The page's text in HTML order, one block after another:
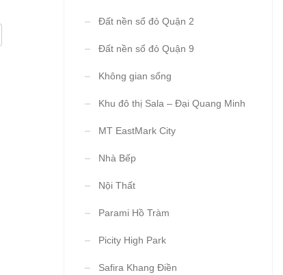
Đất nền sổ đỏ Quận 2
Đất nền sổ đỏ Quận 9
Không gian sống
Khu đô thị Sala – Đại Quang Minh
MT EastMark City
Nhà Bếp
Nội Thất
Parami Hồ Tràm
Picity High Park
Safira Khang Điền